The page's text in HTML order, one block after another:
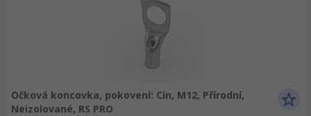
Očková koncovka, pokovení: Cín, M12, Přírodní,
Neizolované, RS PRO